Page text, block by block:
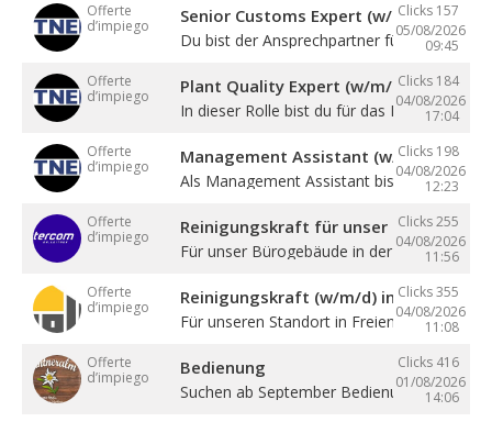
Offerte
d’impiego
Clicks 157
05/08/2026
09:45
Senior Customs Expert (w/m/d)
Du bist der Ansprechpartner für alle
Offerte
d’impiego
Clicks 184
04/08/2026
17:04
Plant Quality Expert (w/m/d)
In dieser Rolle bist du für das Management
Offerte
d’impiego
Clicks 198
04/08/2026
12:23
Management Assistant (w/m/d)
Als Management Assistant bist du eine ...
Offerte
d’impiego
Clicks 255
04/08/2026
11:56
Reinigungskraft für unser
Für unser Bürogebäude in der
Offerte
d’impiego
Clicks 355
04/08/2026
11:08
Reinigungskraft (w/m/d) in Teilzeit
Für unseren Standort in Freienfeld suchen ...
Offerte
d’impiego
Clicks 416
01/08/2026
14:06
Bedienung
Suchen ab September Bedienung in